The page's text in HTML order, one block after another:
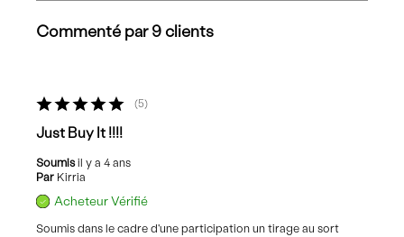
Commenté par 9 clients
5
Just Buy It !!!!
Soumisil y a 4 ans
Par Kirria
Acheteur Vérifié
Soumis dans le cadre d'une participation un tirage au sort